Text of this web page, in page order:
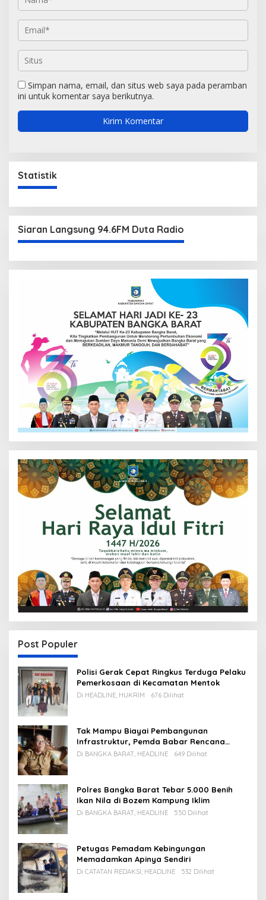
Simpan nama, email, dan situs web saya pada peramban
ini untuk komentar saya berikutnya.
Statistik
Siaran Langsung 94.6FM Duta Radio
Post Populer
Polisi Gerak Cepat Ringkus Terduga Pelaku
Pemerkosaan di Kecamatan Mentok
Di HEADLINE, HUKRIM 676 Dilihat
Tak Mampu Biayai Pembangunan
Infrastruktur, Pemda Babar Rencana
Utang Rp65 M
Di BANGKA BARAT, HEADLINE 649 Dilihat
Polres Bangka Barat Tebar 5.000 Benih
Ikan Nila di Bozem Kampung Iklim
Di BANGKA BARAT, HEADLINE 550 Dilihat
Petugas Pemadam Kebingungan
Memadamkan Apinya Sendiri
Di CATATAN REDAKSI, HEADLINE 532 Dilihat